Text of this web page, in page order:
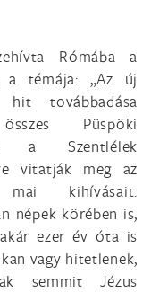
Rómába a
a témája: „Az új
hit továbbadása
Püspöki
a Szentlélek
vitatják meg az
mai kihívásait.
népek körében is,
ezer év óta is
vagy hitetlenek,
semmit Jézus